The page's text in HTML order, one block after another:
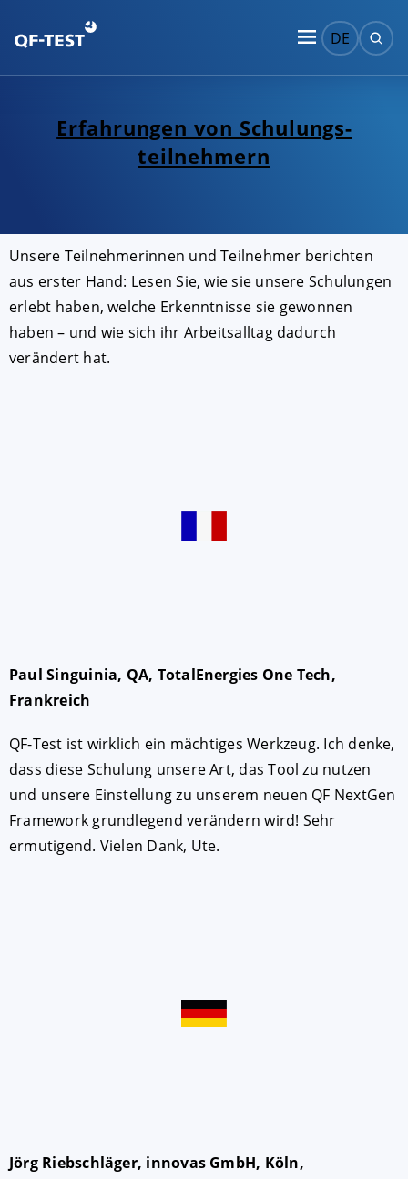
DE
Erfahrungen von Schulungs­
teilnehmern
Unsere Teilnehmerinnen und Teilnehmer berichten
aus erster Hand: Lesen Sie, wie sie unsere Schulungen
erlebt haben, welche Erkenntnisse sie gewonnen
haben – und wie sich ihr Arbeitsalltag dadurch
verändert hat.
Paul Singuinia, QA, TotalEnergies One Tech,
Frankreich
QF-Test ist wirklich ein mächtiges Werkzeug. Ich denke,
dass diese Schulung unsere Art, das Tool zu nutzen
und unsere Einstellung zu unserem neuen QF NextGen
Framework grundlegend verändern wird! Sehr
ermutigend. Vielen Dank, Ute.
Jörg Riebschläger, innovas GmbH, Köln,
Impressum|Datenschutz